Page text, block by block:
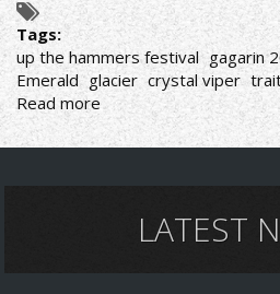
Tags:
up the hammers festival gagarin
Emerald glacier crystal viper
Read more about
UP
THE
2018:
ΜΕΡΑLATEST